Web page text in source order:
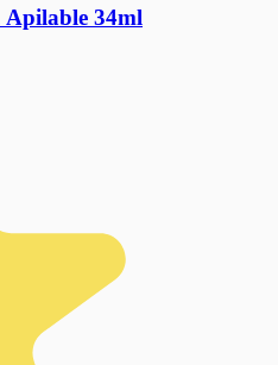
Apilable 34ml